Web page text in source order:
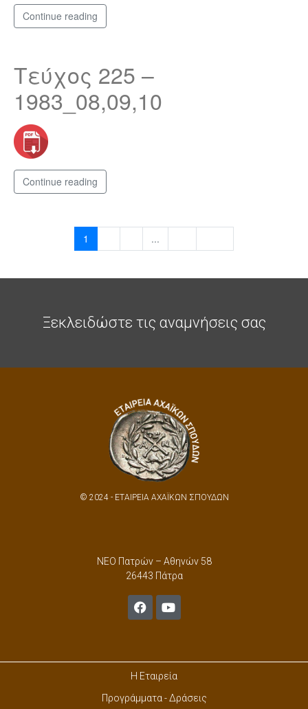
Continue reading
Τεύχος 225 –
1983_08,09,10
Continue reading
1 ...
Ξεκλειδώστε τις αναμνήσεις σας
© 2024 - ΕΤΑΙΡΕΙΑ ΑΧΑΪΚΩΝ ΣΠΟΥΔΩΝ
ΝΕΟ Πατρών – Αθηνών 58
26443 Πάτρα
Η Εταιρεία
Προγράμματα - Δράσεις